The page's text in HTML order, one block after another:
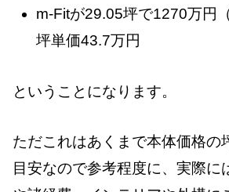
m-Fitが29.05坪で1270万円
坪単価43.7万円
ということになります。
ただこれはあくまで本体価格の
目安なので参考程度に、実際に